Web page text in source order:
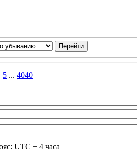
5 ... 4040
UTC + 4 часа